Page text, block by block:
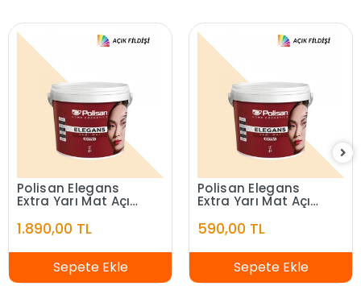
Polisan Elegans
Extra Yarı Mat Açık
1.890,00 TL
Sepete Ekle
Polisan Elegans
Extra Yarı Mat Açık
590,00 TL
Sepete Ekle